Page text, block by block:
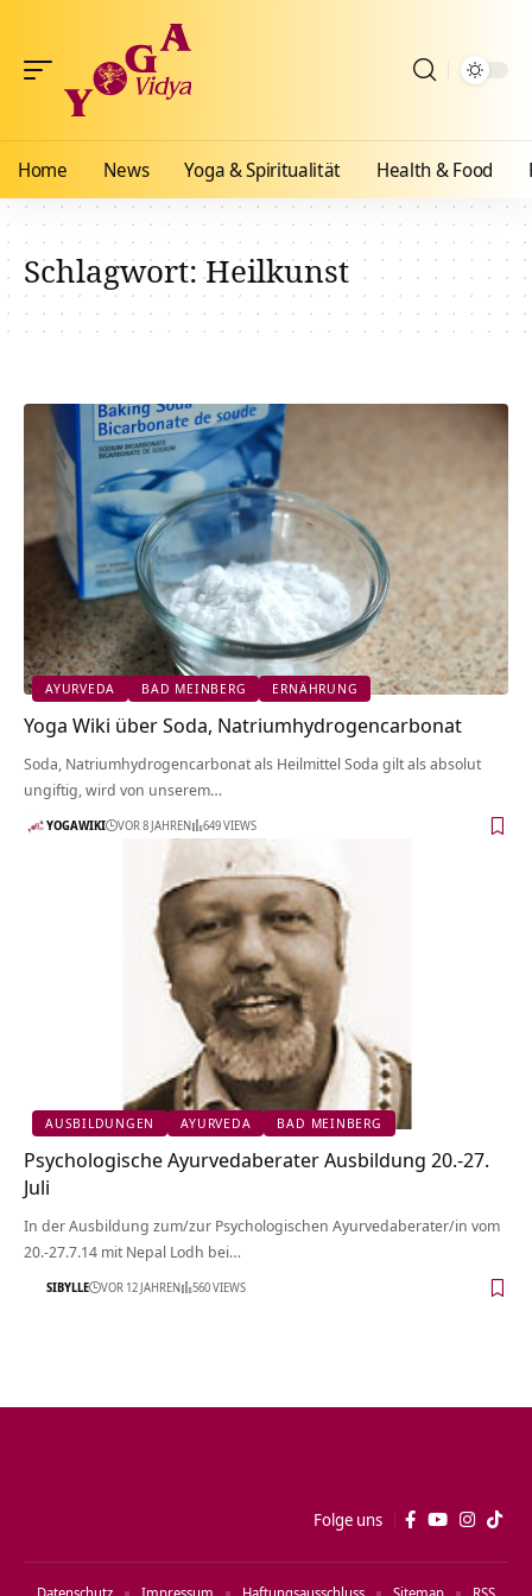
Home News Yoga & Spiritualität Health & Food
Schlagwort:Heilkunst
AYURVEDA BAD MEINBERG ERNÄHRUNG
Yoga Wiki über Soda, Natriumhydrogencarbonat
Soda, Natriumhydrogencarbonat als Heilmittel Soda gilt als absolut
ungiftig, wird von unserem…
YOGAWIKI VOR 8 JAHREN 649 VIEWS
AUSBILDUNGEN AYURVEDA BAD MEINBERG
Psychologische Ayurvedaberater Ausbildung 20.-27.
Juli
In der Ausbildung zum/zur Psychologischen Ayurvedaberater/in vom
20.-27.7.14 mit Nepal Lodh bei…
SIBYLLE VOR 12 JAHREN 560 VIEWS
Folge uns